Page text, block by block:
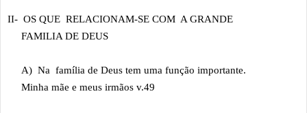
II- OS QUE RELACIONAM-SE COM A GRANDE
FAMILIA DE DEUS
A) Na família de Deus tem uma função importante.
Minha mãe e meus irmãos v.49